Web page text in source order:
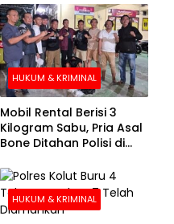
HUKUM & KRIMINAL
Mobil Rental Berisi 3
Kilogram Sabu, Pria Asal
Bone Ditahan Polisi di
HUKUM & KRIMINAL